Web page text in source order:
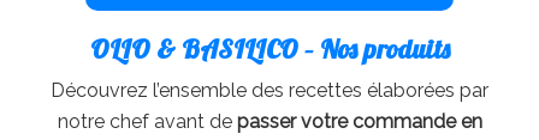
OLIO & BASILICO – Nos produits
Découvrez l’ensemble des recettes élaborées par
notre chef avant de passer votre commande en